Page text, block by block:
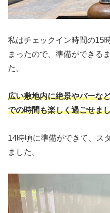
私はチェックイン時間の15
まったので、準備ができる
た。
広い敷地内に絶景やバーな
での時間も楽しく過ごせま
14時頃に準備ができて、ス
ました。